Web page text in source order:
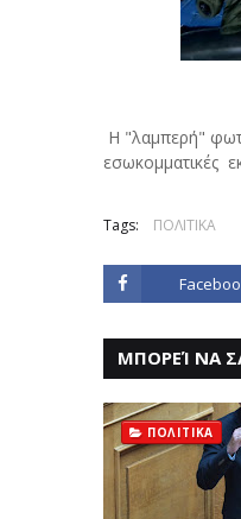
Η "λαμπερή"
εσωκομματικές
Tags: ΠΟΛΙΤΙΚΑ
ΜΠΟΡΕΊ ΝΑ
ΠΟΛΙΤΙΚΑ